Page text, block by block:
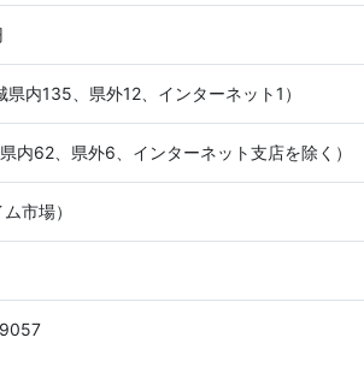
内135、県外12、インターネット1）
内62、県外6、インターネット支店を除く）
市場）